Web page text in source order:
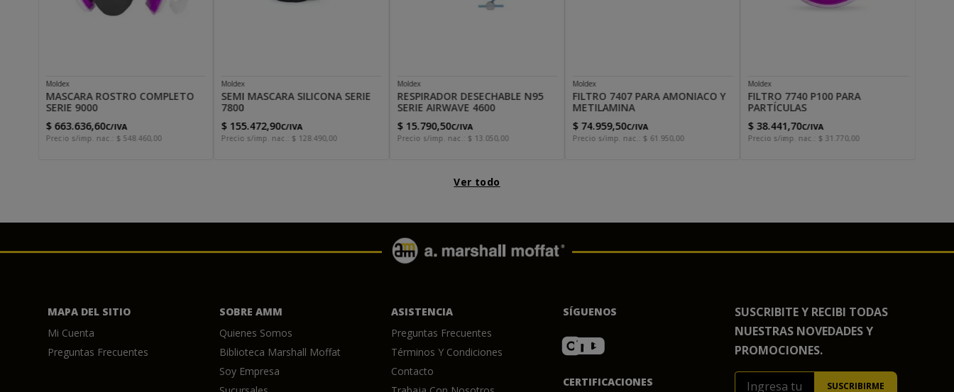
Moldex
MASCARA ROSTRO COMPLETO
SERIE 9000
$ 663.636,60C/IVA
Precio s/imp. nac.: $ 548. 460, 00
Moldex
SEMI MASCARA SILICONA SERIE
7800
$ 155.472,90C/IVA
Precio s/imp. nac.: $ 128. 490, 00
Moldex
RESPIRADOR DESECHABLE N95
SERIE AIRWAVE 4600
$ 15.790,50C/IVA
Precio s/imp. nac.: $ 13 050, 00
Moldex
FILTRO 7407 PARA AMONIACO Y
METILAMINA
$ 74.959,50C/IVA
Precio s/imp. nac.: $ 61 950, 00
Moldex
FILTRO 7740 P100 PARA
PARTÍCULAS
$ 38.441,70C/IVA
Precio s/imp. nac.: $ 31 770, 00
Ver todo
MAPA DEL SITIO
Mi Cuenta
Preguntas Frecuentes
SOBRE AMM
Quienes Somos
Biblioteca Marshall Moffat
Soy Empresa
ASISTENCIA
Preguntas Frecuentes
Términos Y Condiciones
Contacto
SÍGUENOS
CERTIFICACIONES
SUSCRIBITE Y RECIBI TODAS
NUESTRAS NOVEDADES Y
PROMOCIONES.